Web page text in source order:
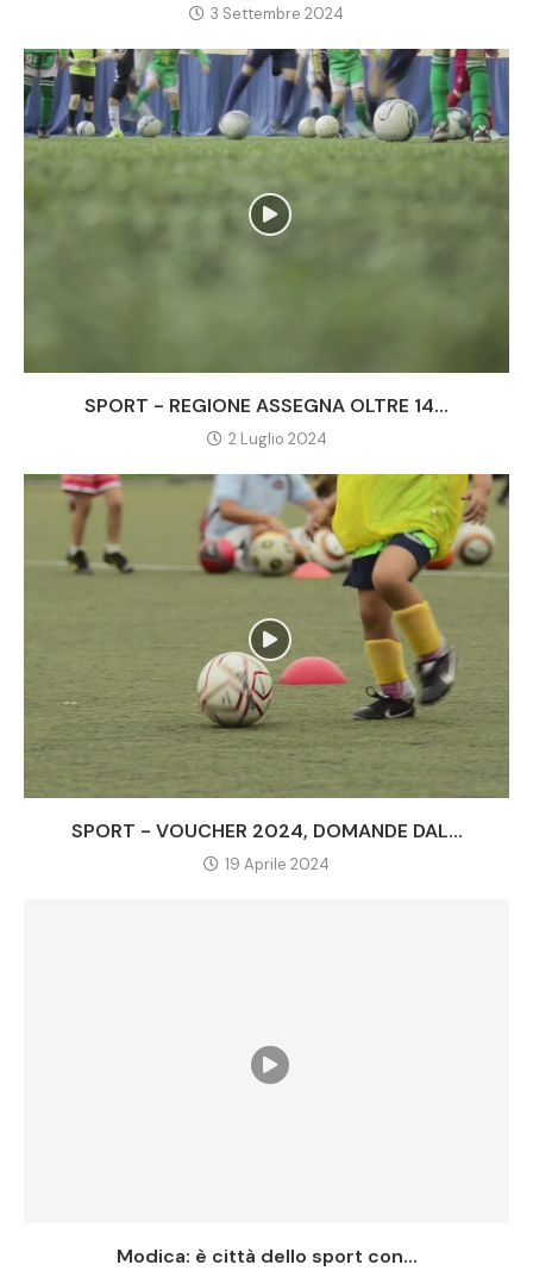
3 Settembre 2024
SPORT - REGIONE ASSEGNA OLTRE 14...
2 Luglio 2024
SPORT - VOUCHER 2024, DOMANDE DAL...
19 Aprile 2024
Modica: è città dello sport con...